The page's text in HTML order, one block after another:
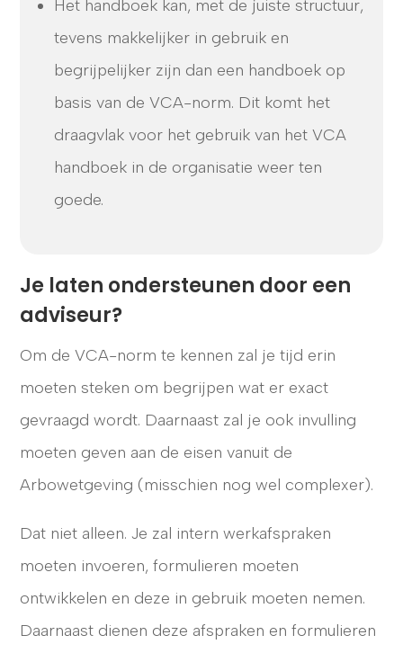
Het handboek kan, met de juiste structuur,
tevens makkelijker in gebruik en
begrijpelijker zijn dan een handboek op
basis van de VCA-norm. Dit komt het
draagvlak voor het gebruik van het VCA
handboek in de organisatie weer ten
goede.
Je laten ondersteunen door een
adviseur?
Om de VCA-norm te kennen zal je tijd erin
moeten steken om begrijpen wat er exact
gevraagd wordt. Daarnaast zal je ook invulling
moeten geven aan de eisen vanuit de
Arbowetgeving (misschien nog wel complexer).
Dat niet alleen. Je zal intern werkafspraken
moeten invoeren, formulieren moeten
ontwikkelen en deze in gebruik moeten nemen.
Daarnaast dienen deze afspraken en formulieren